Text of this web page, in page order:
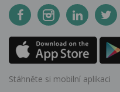
Stáhněte si mobilní aplikaci